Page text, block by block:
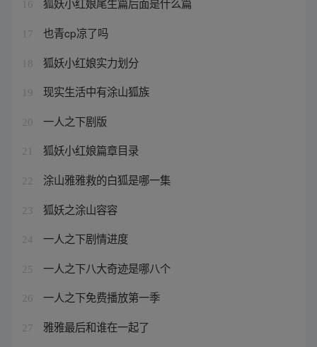
16
17 也青cp凉了吗
18 狐妖小红娘实力划分
19 现实生活中有涂山狐族
20 一人之下剧版
21 狐妖小红娘篇章目录
22 涂山雅雅救的白狐是哪一集
23 狐妖之涂山容容
24 一人之下剧情进度
25 一人之下八大奇迹是哪八个
26 一人之下免费播放第一季
27 雅雅最后和谁在一起了